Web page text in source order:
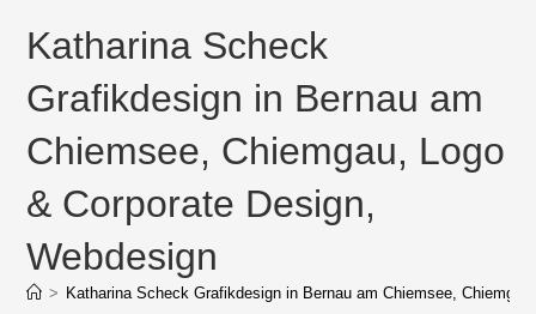
Katharina Scheck
Grafikdesign in Bernau am
Chiemsee, Chiemgau, Logo
& Corporate Design,
Webdesign
> Katharina Scheck Grafikdesign in Bernau am Chiemsee,